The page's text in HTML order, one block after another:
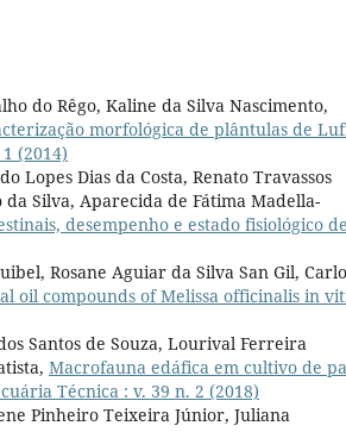
do Rêgo, Kaline da Silva Nascimento,
morfológica de plântulas de
(2014)
Lopes Dias da Costa, Renato Travassos
Silva, Aparecida de Fátima Madella-
desempenho e estado fisiológico de
Rosane Aguiar da Silva San Gil,
oil compounds of Melissa officinalis in
Santos de Souza, Lourival Ferreira
Macrofauna edáfica em cultivo de
Técnica : v. 39 n. 2 (2018)
Pinheiro Teixeira Júnior, Juliana